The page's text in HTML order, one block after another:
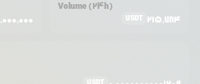
Volume (24h)
USDT 215,784